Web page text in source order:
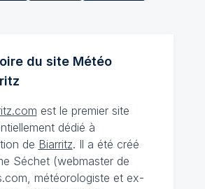
du site Météo
est le premier site
dédié à
de Biarritz. Il a été créé
Séchet (webmaster de
météorologiste et ex-